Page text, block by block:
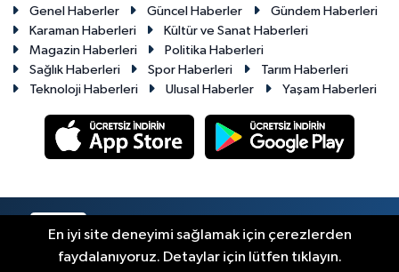
Genel Haberler
Güncel Haberler
Gündem Haberleri
Karaman Haberleri
Kültür ve Sanat Haberleri
Magazin Haberleri
Politika Haberleri
Sağlık Haberleri
Spor Haberleri
Tarım Haberleri
Teknoloji Haberleri
Ulusal Haberler Yaşam Haberleri
En iyi site deneyimi sağlamak için çerezlerden
faydalanıyoruz. Detaylar için lütfen tıklayın.